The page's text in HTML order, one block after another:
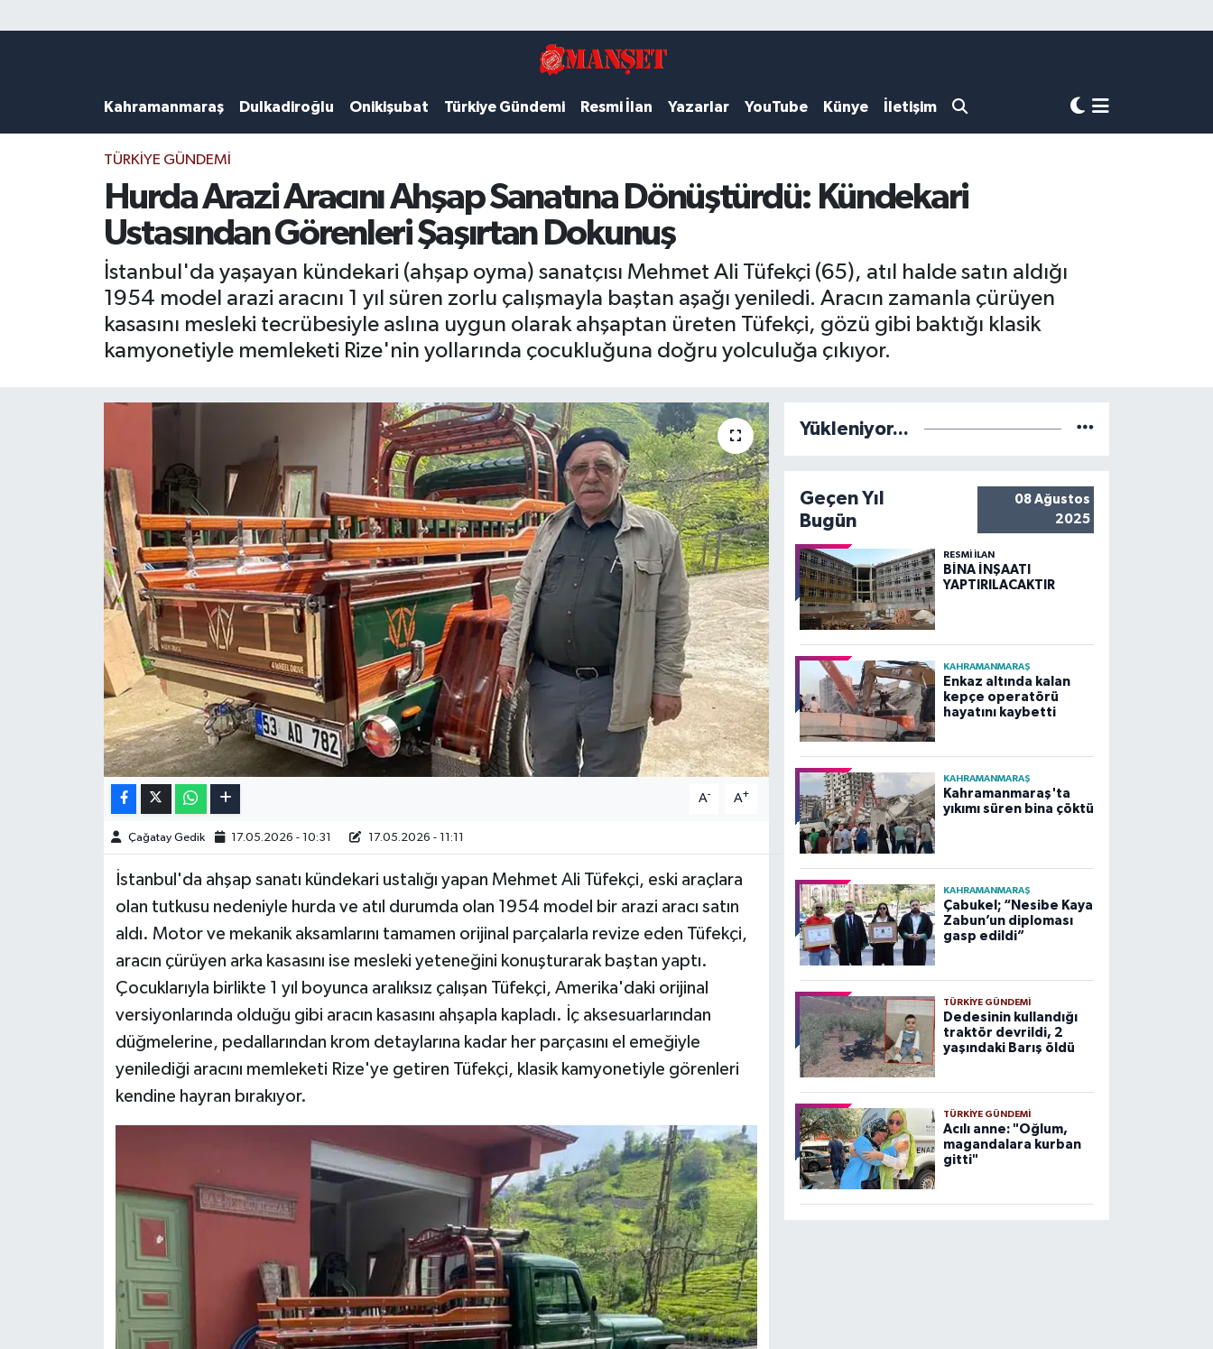
Kahramanmaraş Dulkadiroğlu Onikişubat Türkiye Gündemi Resmi İlan Yazarlar YouTube Künye İletişim
TÜRKIYE GÜNDEMI
Hurda Arazi Aracını Ahşap Sanatına Dönüştürdü: Kündekari
Ustasından Görenleri Şaşırtan Dokunuş
İstanbul'da yaşayan kündekari (ahşap oyma) sanatçısı Mehmet Ali Tüfekçi (65), atıl halde satın aldığı
1954 model arazi aracını 1 yıl süren zorlu çalışmayla baştan aşağı yeniledi. Aracın zamanla çürüyen
kasasını mesleki tecrübesiyle aslına uygun olarak ahşaptan üreten Tüfekçi, gözü gibi baktığı klasik
kamyonetiyle memleketi Rize'nin yollarında çocukluğuna doğru yolculuğa çıkıyor.
A- A+
Çağatay Gedik 17.05.2026 - 10:31 17.05.2026 - 11:11
İstanbul'da ahşap sanatı kündekari ustalığı yapan Mehmet Ali Tüfekçi, eski araçlara
olan tutkusu nedeniyle hurda ve atıl durumda olan 1954 model bir arazi aracı satın
aldı. Motor ve mekanik aksamlarını tamamen orijinal parçalarla revize eden Tüfekçi,
aracın çürüyen arka kasasını ise mesleki yeteneğini konuşturarak baştan yaptı.
Çocuklarıyla birlikte 1 yıl boyunca aralıksız çalışan Tüfekçi, Amerika'daki orijinal
versiyonlarında olduğu gibi aracın kasasını ahşapla kapladı. İç aksesuarlarından
düğmelerine, pedallarından krom detaylarına kadar her parçasını el emeğiyle
yenilediği aracını memleketi Rize'ye getiren Tüfekçi, klasik kamyonetiyle görenleri
kendine hayran bırakıyor.
Yükleniyor...
Geçen Yıl
Bugün
08 Ağustos
2025
RESMİ İLAN
BİNA İNŞAATI
YAPTIRILACAKTIR
KAHRAMANMARAŞ
Enkaz altında kalan
kepçe operatörü
hayatını kaybetti
KAHRAMANMARAŞ
Kahramanmaraş'ta
yıkımı süren bina çöktü
KAHRAMANMARAŞ
Çabukel; “Nesibe Kaya
Zabun’un diploması
gasp edildi”
TÜRKIYE GÜNDEMI
Dedesinin kullandığı
traktör devrildi, 2
yaşındaki Barış öldü
TÜRKIYE GÜNDEMI
Acılı anne: "Oğlum,
magandalara kurban
gitti"
DULKADİROĞLU
KAHRAMANMARAŞ
ONİKİŞUBAT
Kahramanmaraş Hava Durumu
Kahramanmaraş Trafik Yoğunluk Haritası
Süper Lig Puan Durumu ve Fikstür
Son Dakika Haberleri
Haber Arşivi